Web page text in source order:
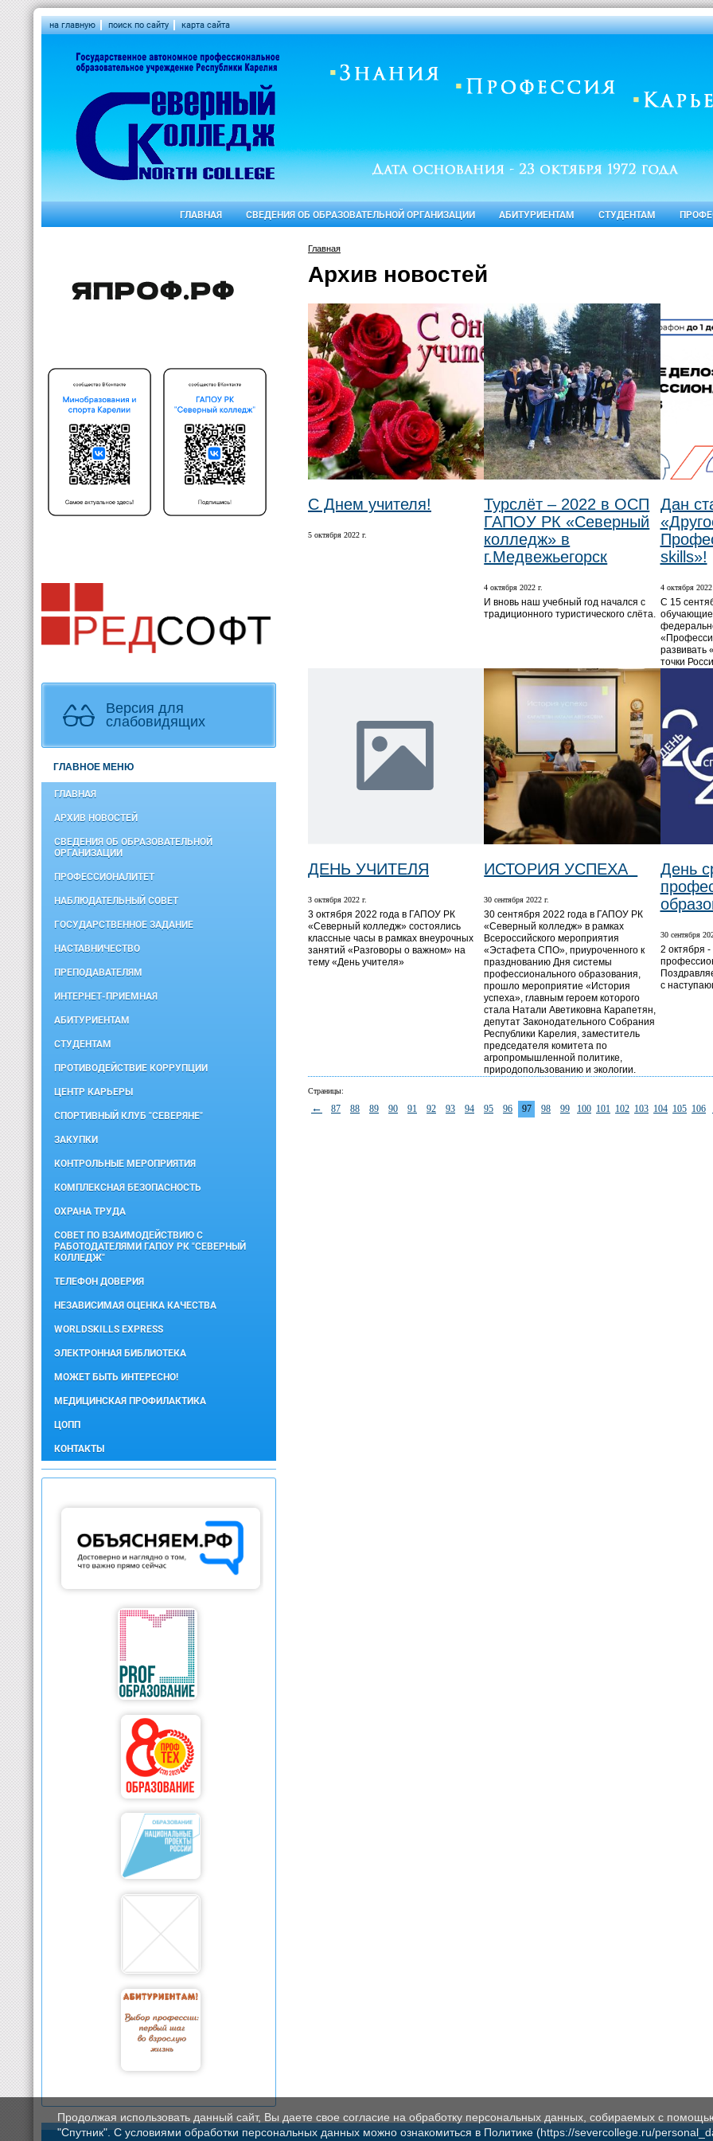
на главную поиск по сайту карта сайта
ГЛАВНАЯ СВЕДЕНИЯ ОБ ОБРАЗОВАТЕЛЬНОЙ ОРГАНИЗАЦИИ АБИТУРИЕНТАМ СТУДЕНТАМ
Версия для
слабовидящих
ГЛАВНОЕ МЕНЮ
ГЛАВНАЯ
АРХИВ НОВОСТЕЙ
СВЕДЕНИЯ ОБ ОБРАЗОВАТЕЛЬНОЙ
ОРГАНИЗАЦИИ
ПРОФЕССИОНАЛИТЕТ
НАБЛЮДАТЕЛЬНЫЙ СОВЕТ
ГОСУДАРСТВЕННОЕ ЗАДАНИЕ
НАСТАВНИЧЕСТВО
ПРЕПОДАВАТЕЛЯМ
ИНТЕРНЕТ-ПРИЕМНАЯ
АБИТУРИЕНТАМ
СТУДЕНТАМ
ПРОТИВОДЕЙСТВИЕ КОРРУПЦИИ
ЦЕНТР КАРЬЕРЫ
СПОРТИВНЫЙ КЛУБ "СЕВЕРЯНЕ"
ЗАКУПКИ
КОНТРОЛЬНЫЕ МЕРОПРИЯТИЯ
КОМПЛЕКСНАЯ БЕЗОПАСНОСТЬ
ОХРАНА ТРУДА
СОВЕТ ПО ВЗАИМОДЕЙСТВИЮ С
РАБОТОДАТЕЛЯМИ ГАПОУ РК "СЕВЕРНЫЙ
КОЛЛЕДЖ"
ТЕЛЕФОН ДОВЕРИЯ
НЕЗАВИСИМАЯ ОЦЕНКА КАЧЕСТВА
WORLDSKILLS EXPRESS
ЭЛЕКТРОННАЯ БИБЛИОТЕКА
МОЖЕТ БЫТЬ ИНТЕРЕСНО!
МЕДИЦИНСКАЯ ПРОФИЛАКТИКА
ЦОПП
КОНТАКТЫ
Главная
Архив новостей
C Днем учителя!
5 октября 2022 г.
Турслёт – 2022 в ОСП
ГАПОУ РК «Северный
колледж» в
г.Медвежьегорск
4 октября 2022 г.
И вновь наш учебный год начался с
традиционного туристического слёта.
Дан
skills»!
4 октября 2022
С 15
развивать
точки
ДЕНЬ УЧИТЕЛЯ
3 октября 2022 г.
3 октября 2022 года в ГАПОУ РК
«Северный колледж» состоялись
классные часы в рамках внеурочных
занятий «Разговоры о важном» на
тему «День учителя»
ИСТОРИЯ УСПЕХА
30 сентября 2022 г.
30 сентября 2022 года в ГАПОУ РК
«Северный колледж» в рамках
Всероссийского мероприятия
«Эстафета СПО», приуроченного к
празднованию Дня системы
профессионального образования,
прошло мероприятие «История
успеха», главным героем которого
стала Натали Аветиковна Карапетян,
депутат Законодательного Собрания
Республики Карелия, заместитель
председателя комитета по
агропромышленной политике,
природопользованию и экологии.
День
30 сентября
2 октября
с
Страницы:
← 87 88 89 90 91 92 93 94 95 96 97 98 99 100 101 102 103 104 105 106
Продолжая использовать данный сайт, Вы даете свое согласие на обработку персональных данных, собираемых с
"Спутник". С условиями обработки персональных данных можно ознакомиться в Политике (https://severcollege.ru/